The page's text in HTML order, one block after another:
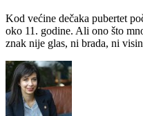
Kod većine dečaka pubertet
oko 11. godine. Ali ono što
znak nije glas, ni brada, ni